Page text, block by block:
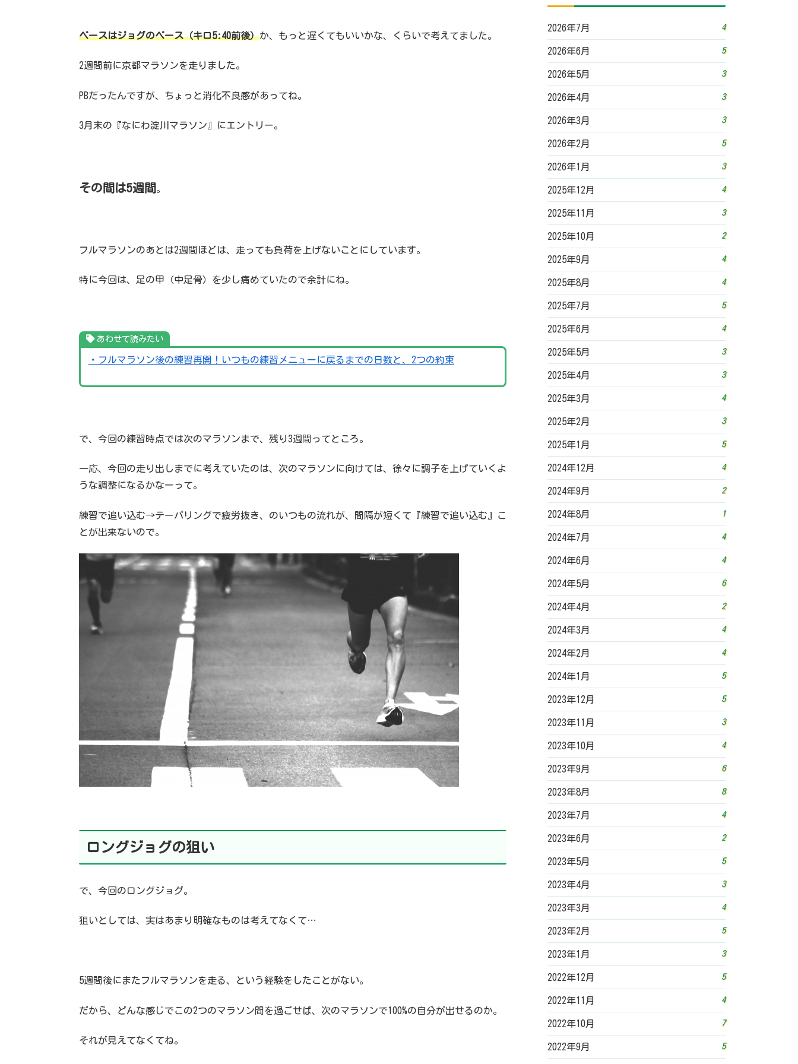
ペースはジョグのペース（キロ5:40前後）か、もっと遅くてもいいかな、くらいで考えてました。
2週間前に京都マラソンを走りました。
PBだったんですが、ちょっと消化不良感があってね。
3月末の『なにわ淀川マラソン』にエントリー。
その間は5週間 。
フルマラソンのあとは2週間ほどは、走っても負荷を上げないことにしています。
特に今回は、足の甲（中足骨）を少し痛めていたので余計にね。
あわせて読みたい
・フルマラソン後の練習再開！いつもの練習メニューに戻るまでの日数と、2つの約束
で、今回の練習時点では次のマラソンまで、残り3週間ってところ。
一応、今回の走り出しまでに考えていたのは、次のマラソンに向けては、徐々に調子を上げていくよ
うな調整になるかなーって。
練習で追い込む→テーパリングで疲労抜き、のいつもの流れが、間隔が短くて『練習で追い込む』こ
とが出来ないので。
ロングジョグの狙い
で、今回のロングジョグ。
狙いとしては、実はあまり明確なものは考えてなくて…
5週間後にまたフルマラソンを走る、という経験をしたことがない。
だから、どんな感じでこの2つのマラソン間を過ごせば、次のマラソンで100%の自分が出せるのか。
それが見えてなくてね。
2026年7月 4
2026年6月 5
2026年5月 3
2026年4月 3
2026年3月 3
2026年2月 5
2026年1月 3
2025年12月 4
2025年11月 3
2025年10月 2
2025年9月 4
2025年8月 4
2025年7月 5
2025年6月 4
2025年5月 3
2025年4月 3
2025年3月 4
2025年2月 3
2025年1月 5
2024年12月 4
2024年9月 2
2024年8月 1
2024年7月 4
2024年6月 4
2024年5月 6
2024年4月 2
2024年3月 4
2024年2月 4
2024年1月 5
2023年12月 5
2023年11月 3
2023年10月 4
2023年9月 6
2023年8月 8
2023年7月 4
2023年6月 2
2023年5月 5
2023年4月 3
2023年3月 4
2023年2月 5
2023年1月 3
2022年12月 5
2022年11月 4
2022年10月 7
2022年9月 5